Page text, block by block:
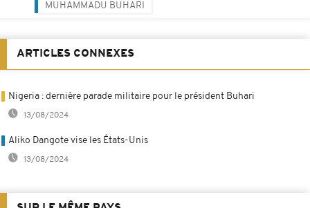
MUHAMMADU BUHARI
ARTICLES CONNEXES
Nigeria : dernière parade militaire pour le président Buhari
13/08/2024
Aliko Dangote vise les États-Unis
13/08/2024